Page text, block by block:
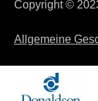
Copyright ©
Allgemeine